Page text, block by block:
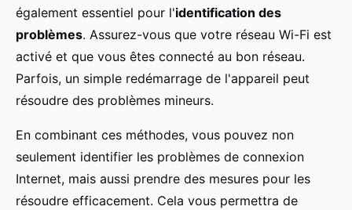
également essentiel pour l'identification des
problèmes. Assurez-vous que votre réseau Wi-Fi est
activé et que vous êtes connecté au bon réseau.
Parfois, un simple redémarrage de l'appareil peut
résoudre des problèmes mineurs.
En combinant ces méthodes, vous pouvez non
seulement identifier les problèmes de connexion
Internet, mais aussi prendre des mesures pour les
résoudre efficacement. Cela vous permettra de